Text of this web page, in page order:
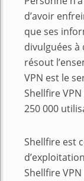
d’avoir
que ses
divulguées à
résout
VPN est le
Shellfire
250 000
Shellfire est
Shellfire